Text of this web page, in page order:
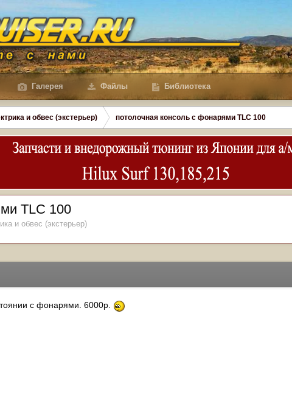
Галерея Файлы Библиотека
и обвес (экстерьер) потолочная консоль с фонарями TLC 100
TLC 100
и обвес (экстерьер)
с фонарями. 6000р.